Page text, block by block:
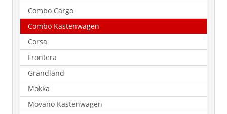
Combo Cargo
Combo Kastenwagen
Corsa
Frontera
Grandland
Mokka
Movano Kastenwagen